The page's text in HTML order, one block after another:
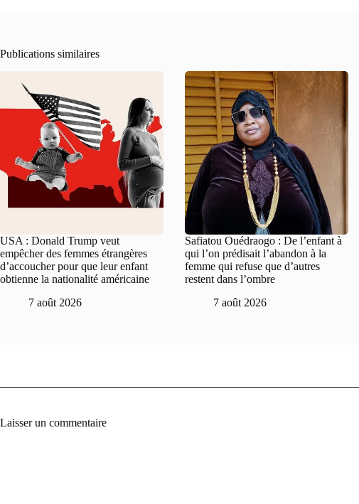
Publications similaires
USA : Donald Trump veut
empêcher des femmes étrangères
d’accoucher pour que leur enfant
obtienne la nationalité américaine
7 août 2026
Safiatou Ouédraogo : De l’enfant à
qui l’on prédisait l’abandon à la
femme qui refuse que d’autres
restent dans l’ombre
7 août 2026
Laisser un commentaire